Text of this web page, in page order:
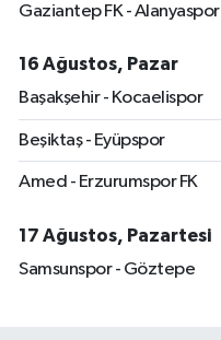
Gaziantep FK - Alanyaspor
16 Ağustos, Pazar
Başakşehir - Kocaelispor
Beşiktaş - Eyüpspor
Amed - Erzurumspor FK
17 Ağustos, Pazartesi
Samsunspor - Göztepe